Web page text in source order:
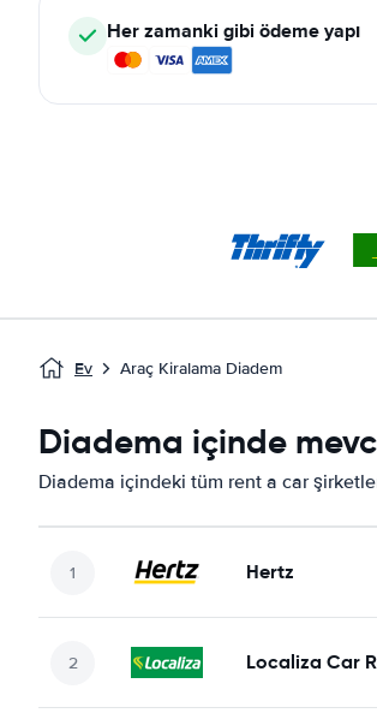
Her zamanki gibi ödeme yapı
Ev Araç Kiralama Diadem
Diadema içinde
Diadema içindeki tüm rent a car
Hertz
Localiza Car